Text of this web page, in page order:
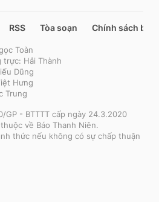
RSS Tòa soạn Chính sách bảo
Toàn
Hải Thành
Dũng
Hưng
Trung
GP - BTTTT cấp ngày 24.3.2020
về Báo Thanh Niên.
thức nếu không có sự chấp thuận